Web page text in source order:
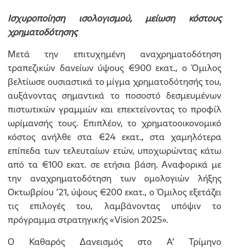
Ισχυροποίηση ισολογισμού, μείωση κόστους
χρηματοδότησης
Μετά την επιτυχημένη αναχρηματοδότηση
τραπεζικών δανείων ύψους €900 εκατ., ο Όμιλος
βελτίωσε ουσιαστικά το μίγμα χρηματοδότησής του,
αυξάνοντας σημαντικά το ποσοστό δεσμευμένων
πιστωτικών γραμμών και επεκτείνοντας το προφίλ
ωρίμανσής τους. Επιπλέον, το χρηματοοικονομικό
κόστος ανήλθε στα €24 εκατ., στα χαμηλότερα
επίπεδα των τελευταίων ετών, υποχωρώντας κάτω
από τα €100 εκατ. σε ετήσια βάση. Αναφορικά με
την αναχρηματοδότηση των ομολογιών λήξης
Οκτωβρίου ’21, ύψους €200 εκατ., ο Όμιλος εξετάζει
τις επιλογές του, λαμβάνοντας υπόψιν το
πρόγραμμα στρατηγικής «Vision 2025».
Ο Καθαρός Δανεισμός στο Α’ Τρίμηνο